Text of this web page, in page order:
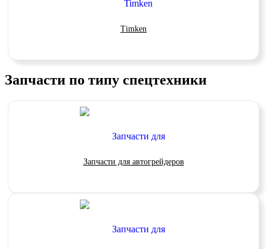
Timken
Запчасти по типу спецтехники
Запчасти для автогрейдеров